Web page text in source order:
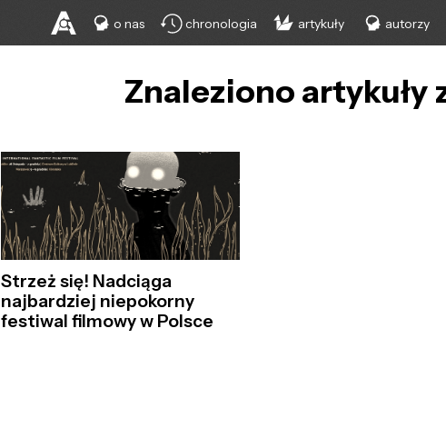
o nas chronologia artykuły autorzy
Znaleziono artykuły
Strzeż się! Nadciąga
najbardziej niepokorny
festiwal filmowy w Polsce